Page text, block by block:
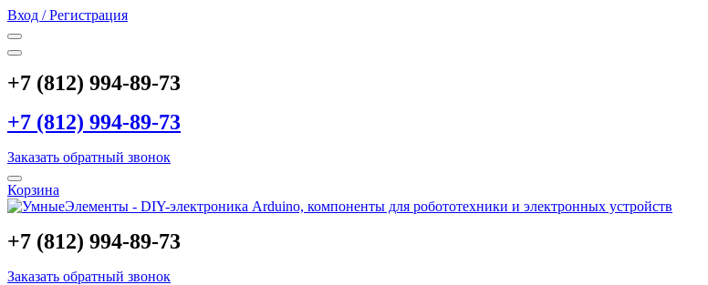
Вход / Регистрация
+7 (812) 994-89-73
+7 (812) 994-89-73
Заказать обратный звонок
Корзина
+7 (812) 994-89-73
Заказать обратный звонок